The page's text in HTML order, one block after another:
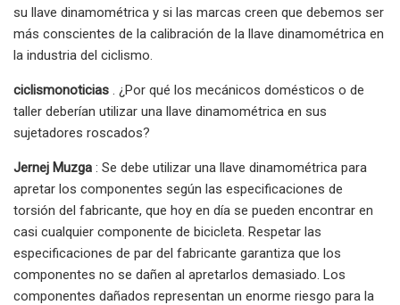
su llave dinamométrica y si las marcas creen que debemos ser
más conscientes de la calibración de la llave dinamométrica en
la industria del ciclismo.
ciclismonoticias . ¿Por qué los mecánicos domésticos o de
taller deberían utilizar una llave dinamométrica en sus
sujetadores roscados?
Jernej Muzga : Se debe utilizar una llave dinamométrica para
apretar los componentes según las especificaciones de
torsión del fabricante, que hoy en día se pueden encontrar en
casi cualquier componente de bicicleta. Respetar las
especificaciones de par del fabricante garantiza que los
componentes no se dañen al apretarlos demasiado. Los
componentes dañados representan un enorme riesgo para la